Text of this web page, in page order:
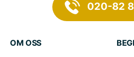
020-82
OM OSS